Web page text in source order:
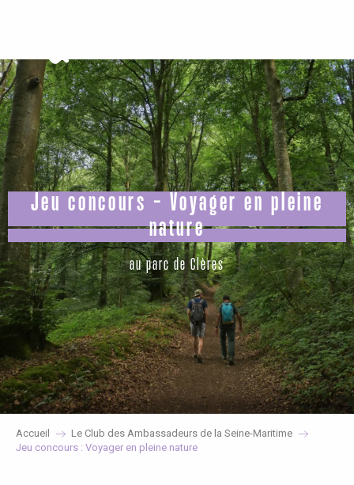
principal
Jeu concours - Voyager en pleine
nature
au parc de Clères
Accueil
Le Club des Ambassadeurs de la Seine-Maritime
Jeu concours : Voyager en pleine nature